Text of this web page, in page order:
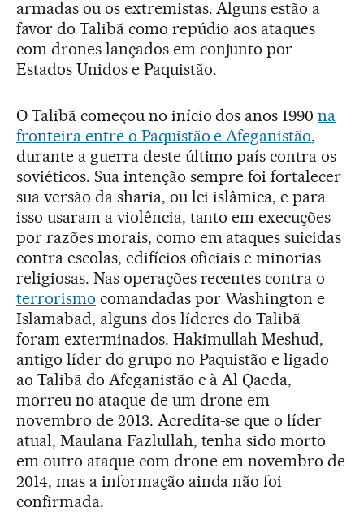
armadas ou os extremistas. Alguns estão a
favor do Talibã como repúdio aos ataques
com drones lançados em conjunto por
Estados Unidos e Paquistão.
O Talibã começou no início dos anos 1990na
fronteira entre o Paquistão e Afeganistão,
durante a guerra deste último país contra os
soviéticos. Sua intenção sempre foi fortalecer
sua versão da sharia, ou lei islâmica, e para
isso usaram a violência, tanto em execuções
por razões morais, como em ataques suicidas
contra escolas, edifícios oficiais e minorias
religiosas. Nas operações recentes contra o
terrorismo comandadas por Washington e
Islamabad, alguns dos líderes do Talibã
foram exterminados. Hakimullah Meshud,
antigo líder do grupo no Paquistão e ligado
ao Talibã do Afeganistão e à Al Qaeda,
morreu no ataque de um drone em
novembro de 2013. Acredita-se que o líder
atual, Maulana Fazlullah, tenha sido morto
em outro ataque com drone em novembro de
2014, mas a informação ainda não foi
confirmada.